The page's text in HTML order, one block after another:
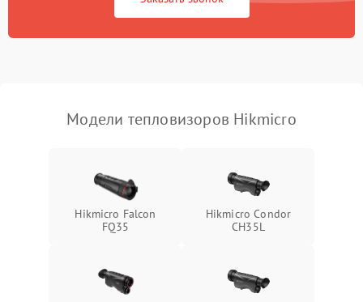
Модели тепловизоров Hikmicro
Hikmicro Falcon
FQ35
Hikmicro Condor
CH35L